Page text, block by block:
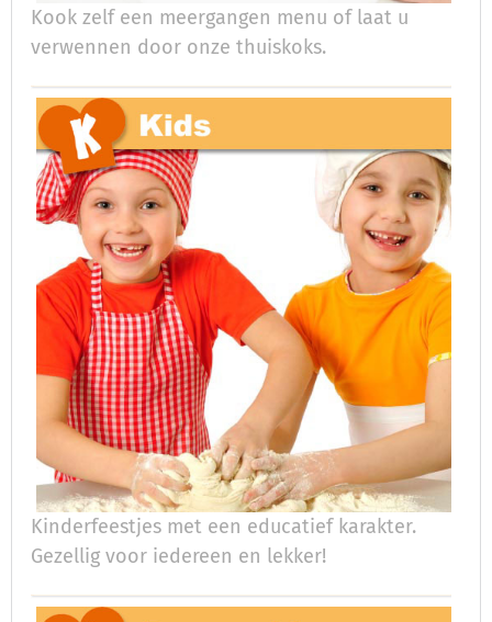
Kook zelf een meergangen menu of laat u
verwennen door onze thuiskoks.
Kinderfeestjes met een educatief karakter.
Gezellig voor iedereen en lekker!